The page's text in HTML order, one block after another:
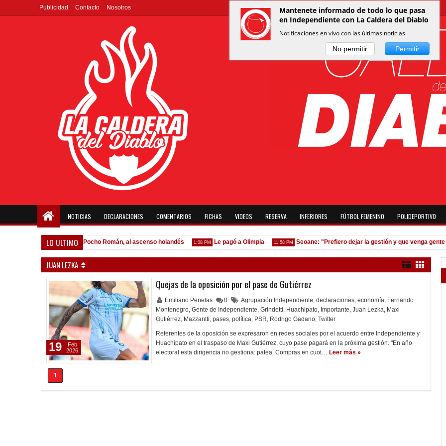
Publicidad Contacto Nosotros
NOTICIAS DECLARACIONES COMENTARIOS FICHAS VIDEOS RESERVA INFERIORES FÚTBOL FEMENINO POLIDEPORTIVO
LO ULTIMO
1:14 PM Pocho Román, al ascenso holandés 1:08 PM Le pagó a Olimpia 11:58 PM Seoane: "Prefiero dejar la gestión y que venga gente
JUAN LEZKA
Quejas de la oposición por el pase de Gutiérrez
Emiliano Penelas 0 Agrupación Independiente, declaraciones, economía, Fernando
Montenegro, Gente de Independiente, Grindetti, Huachipato, Importante, Juan Lezka, Maxi
Gutiérrez, Mazzantti, pases, política, PSR, Rodrigo Gadano, Twitter
Referentes de la oposición se expresaron en redes sociales por el acuerdo entre Independiente y
Huachipato en el traspaso de Maxi Gutiérrez, cuyo pase pagará en la próxima gestión. "En año
electoral esta dirigencia no gestiona: patea. Compras en cuot… Leer más »
19
Feb
2026
1
Mantenete informado de todo lo que pasa
en Independiente con La Caldera del Diablo
Notificaciones en vivo con las últimas noticias
No permitir Permitir